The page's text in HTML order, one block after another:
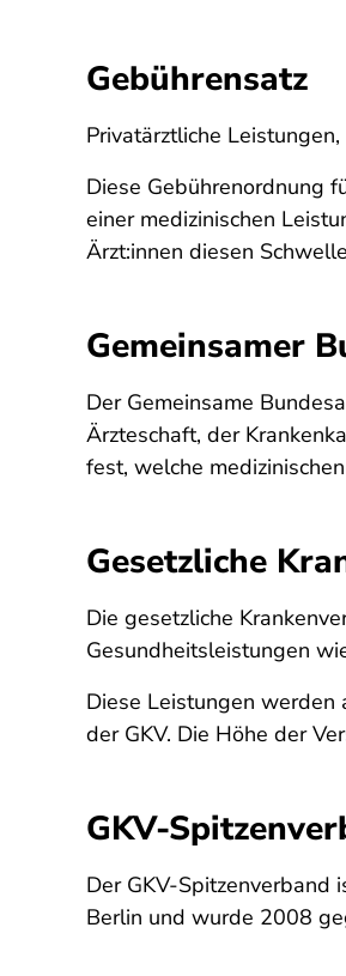
Gebührensatz
Privatärztliche
Diese Gebührenordnung
einer medizinischen
Ärzt:innen diesen
Gemeinsamer
Der Gemeinsame
Ärzteschaft, der
fest, welche
Gesetzliche
Die gesetzliche
Gesundheitsleistungen
Diese Leistungen werden
der GKV. Die Höhe der
GKV-
Der GKV-Spitzenverband
Berlin und wurde 2008